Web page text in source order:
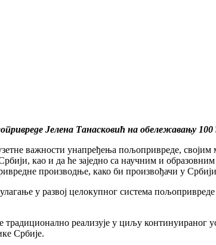
Јелена Танасковић на обележавању 100
важности унапређења пољопривреде,
Србији, као и да ће заједно са научним и
производње, како би произвођачи у
у развој целокупног система
традиционално реализује у циљу
Србије.